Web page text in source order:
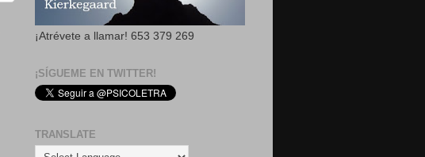
¡Atrévete a llamar! 653 379 269
¡SÍGUEME EN TWITTER!
TRANSLATE